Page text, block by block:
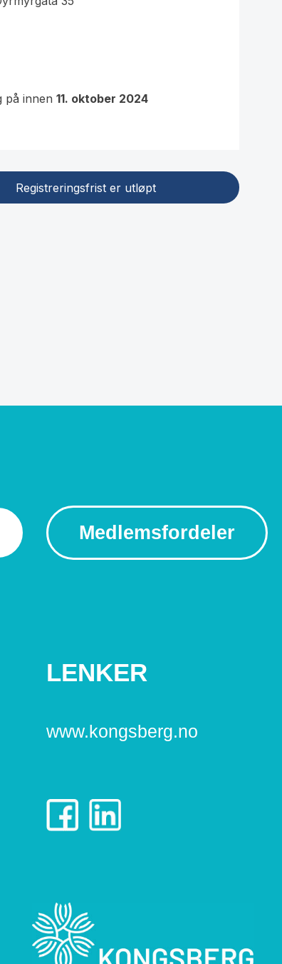
Medlemsfordeler
LENKER
www.kongsberg.no